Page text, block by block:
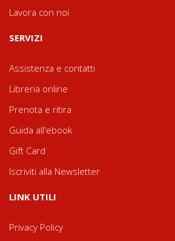
Lavora con noi
SERVIZI
Assistenza e contatti
Libreria online
Prenota e ritira
Guida all'ebook
Gift Card
Iscriviti alla Newsletter
LINK UTILI
Privacy Policy